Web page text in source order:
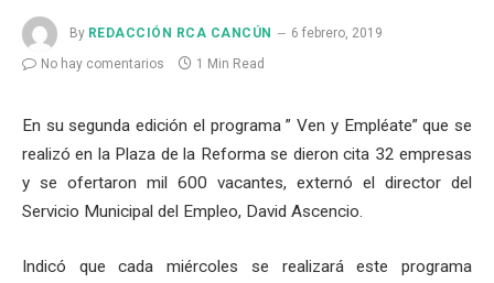
By REDACCIÓN RCA CANCÚN
6 febrero, 2019
No hay comentarios
1 Min Read
En su segunda edición el programa ” Ven y Empléate” que se
realizó en la Plaza de la Reforma se dieron cita 32 empresas
y se ofertaron mil 600 vacantes, externó el director del
Servicio Municipal del Empleo, David Ascencio.
Indicó que cada miércoles se realizará este programa